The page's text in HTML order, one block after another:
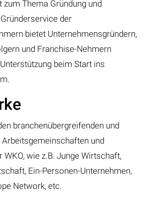
zum Thema Gründung und
der
bietet Unternehmensgründern,
und Franchise-Nehmern
beim Start ins
branchenübergreifenden und
und
WKO, wie z.B. Junge Wirtschaft,
Ein-Personen-Unternehmen,
Network, etc.